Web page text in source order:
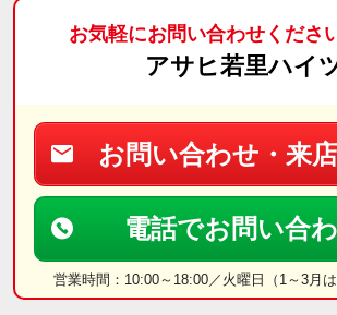
お気軽にお問い合わせくださ
アサヒ若里ハイ
お問い合わせ・来
電話でお問い合
営業時間：10:00～18:00／火曜日（1～3月は